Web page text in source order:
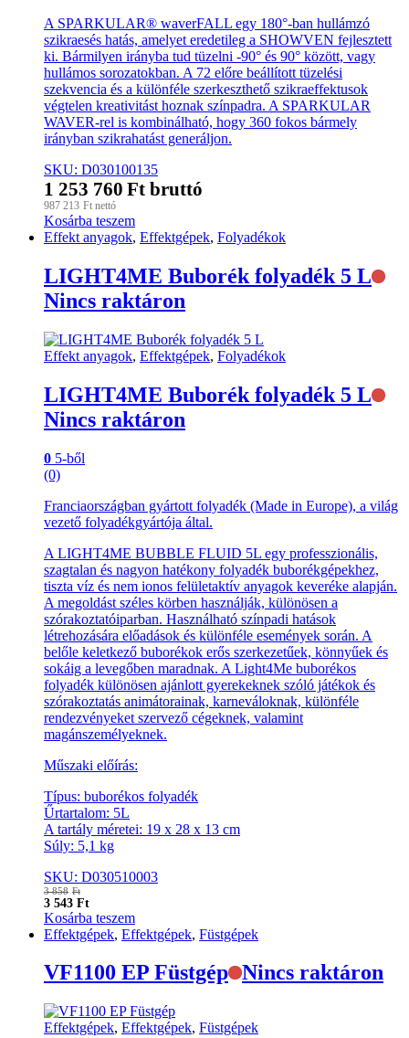
A SPARKULAR® waverFALL egy 180°-ban hullámzó
szikraesés hatás, amelyet eredetileg a SHOWVEN fejlesztett
ki. Bármilyen irányba tud tüzelni -90° és 90° között, vagy
hullámos sorozatokban. A 72 előre beállított tüzelési
szekvencia és a különféle szerkeszthető szikraeffektusok
végtelen kreativitást hoznak színpadra. A SPARKULAR
WAVER-rel is kombinálható, hogy 360 fokos bármely
irányban szikrahatást generáljon.
SKU: D030100135
1 253 760 Ft bruttó
987 213 Ft nettó
Kosárba teszem
Effekt anyagok, Effektgépek, Folyadékok
LIGHT4ME Buborék folyadék 5 L
Nincs raktáron
Effekt anyagok, Effektgépek, Folyadékok
LIGHT4ME Buborék folyadék 5 L
Nincs raktáron
0 5-ből
(0)
Franciaországban gyártott folyadék (Made in Europe), a világ
vezető folyadékgyártója által.
A LIGHT4ME BUBBLE FLUID 5L egy professzionális,
szagtalan és nagyon hatékony folyadék buborékgépekhez,
tiszta víz és nem ionos felületaktív anyagok keveréke alapján.
A megoldást széles körben használják, különösen a
szórakoztatóiparban. Használható színpadi hatások
létrehozására előadások és különféle események során. A
belőle keletkező buborékok erős szerkezetűek, könnyűek és
sokáig a levegőben maradnak. A Light4Me buborékos
folyadék különösen ajánlott gyerekeknek szóló játékok és
szórakoztatás animátorainak, karneváloknak, különféle
rendezvényeket szervező cégeknek, valamint
magánszemélyeknek.
Műszaki előírás:
Típus: buborékos folyadék
Űrtartalom: 5L
A tartály méretei: 19 x 28 x 13 cm
Súly: 5,1 kg
SKU: D030510003
3 858 Ft
3 543 Ft
Kosárba teszem
Effektgépek, Effektgépek, Füstgépek
VF1100 EP Füstgép Nincs raktáron
Effektgépek, Effektgépek, Füstgépek